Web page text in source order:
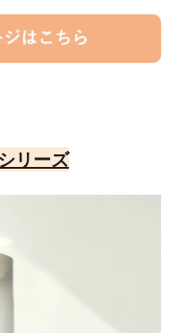
リーズ